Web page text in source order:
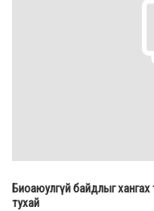
Биоаюулгүй байдлыг
тухай